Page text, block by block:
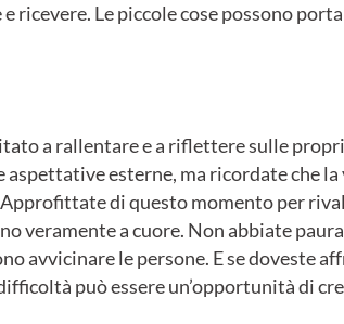
ricevere. Le piccole cose possono
a rallentare e a riflettere sulle
aspettative esterne, ma ricordate che
di questo momento per
veramente a cuore. Non abbiate
avvicinare le persone. E se doveste
può essere un’opportunità di